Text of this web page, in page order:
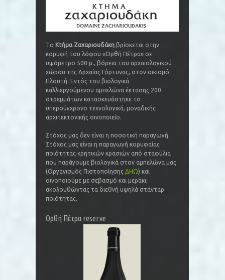
Tο Κτήμα Ζαχαριουδάκη βρίσκεται στην
κορυφή του λόφου «Ορθή Πέτρα» σε
υψόμετρο 500 μ., βόρεια του αρχαιολογικού
χώρου της Αρχαίας Γόρτυνας, στον οικισμό
Πλουτή. Εντός του βιολογικά
καλλιεργούμενου αμπελώνα έκτασης 200
στρεμμάτων κατασκευάστηκε το
υπερσύγχρονο τεχνολογικά, μοναδικής
αρχιτεκτονικής οινοποιείο.
Στόχος μας δεν είναι η ποσοτική παραγωγή.
Στόχος μας είναι η παραγωγή κορυφαίας
ποιότητας κρητικών κρασιών από σταφύλια
που παράγουμε βιολογικά στον αμπελώνα μας
(Οργανισμός Πιστοποίησης ΔΗΩ) και
οινοποιούμε με σεβασμό και μεράκι,
ακολουθώντας τα διεθνή υψηλά στάνταρ
ποιότητας.
Ορθή Πέτρα reserve